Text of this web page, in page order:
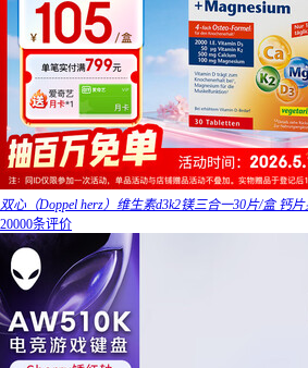
双心（Doppel herz）维生素d3k2镁三合一30片/盒 钙
20000条评价